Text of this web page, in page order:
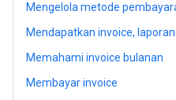
Mengelola metode
Mendapatkan invoice,
Memahami invoice bulanan
Membayar invoice